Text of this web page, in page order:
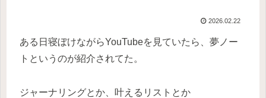
2026.02.22
ある日寝ぼけながらYouTubeを見ていたら、夢ノー
トというのが紹介されてた。
ジャーナリングとか、叶えるリストとか